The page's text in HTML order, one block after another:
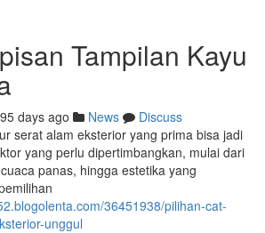
Tampilan Kayu
days ago News
Discuss
serat alam eksterior yang prima bisa jadi
yang perlu dipertimbangkan, mulai dari
panas, hingga estetika yang
36451938/pilihan-cat-
unggul